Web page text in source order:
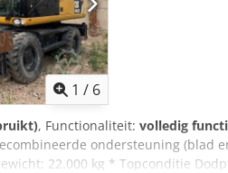
1 / 6
, Functionaliteit: volledig
ondersteuning (blad
22.000 kg * Topconditie